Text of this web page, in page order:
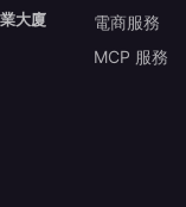
大廈
電商服務
MCP 服務